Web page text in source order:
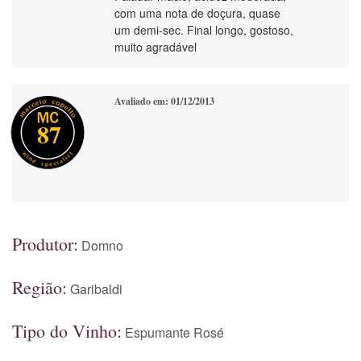
com uma nota de doçura, quase
um demi-sec. Final longo, gostoso,
muito agradável
87
Avaliado em: 01/12/2013
Produtor: Domno
Região: Garibaldi
Tipo do Vinho: Espumante Rosé